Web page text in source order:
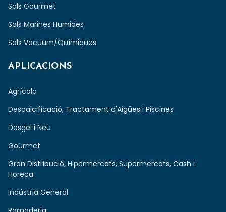
Sals Gourmet
Sals Marines Humides
Sals Vacuum/Químiques
APLICACIONS
Agrícola
Descalcificació, Tractament d'Aigües i Piscines
Desgel i Neu
Gourmet
Gran Distribució, Hipermercats, Supermercats, Cash i
Horeca
Indústria General